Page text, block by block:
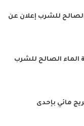
للشرب إعلان عن
الصالح للشرب
مائي بإحدى